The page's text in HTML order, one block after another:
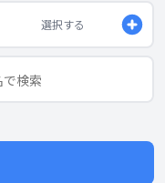
選択する